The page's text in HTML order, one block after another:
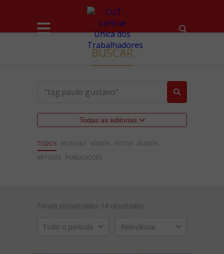
BUSCAR
Todas as editorias
TODOS NOTÍCIAS VÍDEOS FOTOS ÁUDIOS
ARTIGOS
PUBLICAÇÕES
Foram encontrados 14 resultados
Todo o período Relevância